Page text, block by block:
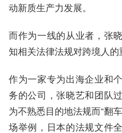
动新质生产力发展。
而作为一线的从业者，张
知相关法律法规对跨境人的
作为一家专为出海企业和
务的公司，张晓艺和团队
为不熟悉目的地法规而“翻
场举例，日本的法规文件